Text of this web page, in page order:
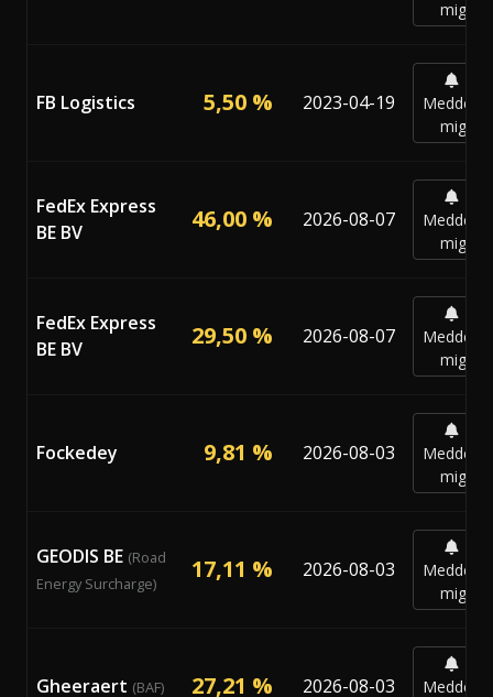
mig
FB Logistics 5,50 % 2023-04-19
Meddela
mig
FedEx Express
BE BV
46,00 % 2026-08-07
Meddela
mig
FedEx Express
BE BV
29,50 % 2026-08-07
Meddela
mig
Fockedey 9,81 % 2026-08-03
Meddela
mig
GEODIS BE (Road
Energy Surcharge)
17,11 % 2026-08-03
Meddela
mig
Gheeraert (BAF) 27,21 % 2026-08-03
Meddela